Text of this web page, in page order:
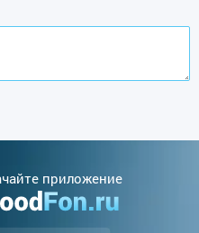
приложение